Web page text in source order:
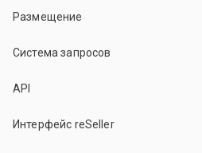
Размещение
Система запросов
API
Интерфейс reSeller